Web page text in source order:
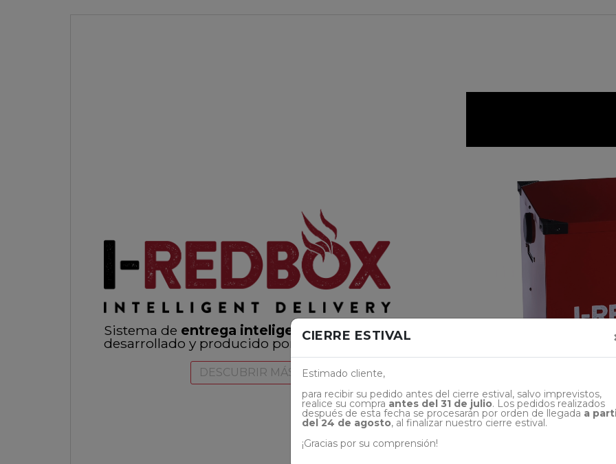
Sistema de entrega inteligente
desarrollado y producido por Gi.Metal.
DESCUBRIR MÁS
CIERRE ESTIVAL
Estimado cliente,
para recibir su pedido antes del cierre estival, salvo imprevistos,
realice su compra antes del 31 de julio. Los pedidos realizados
después de esta fecha se procesarán por orden de llegada a
del 24 de agosto, al finalizar nuestro cierre estival.
¡Gracias por su comprensión!